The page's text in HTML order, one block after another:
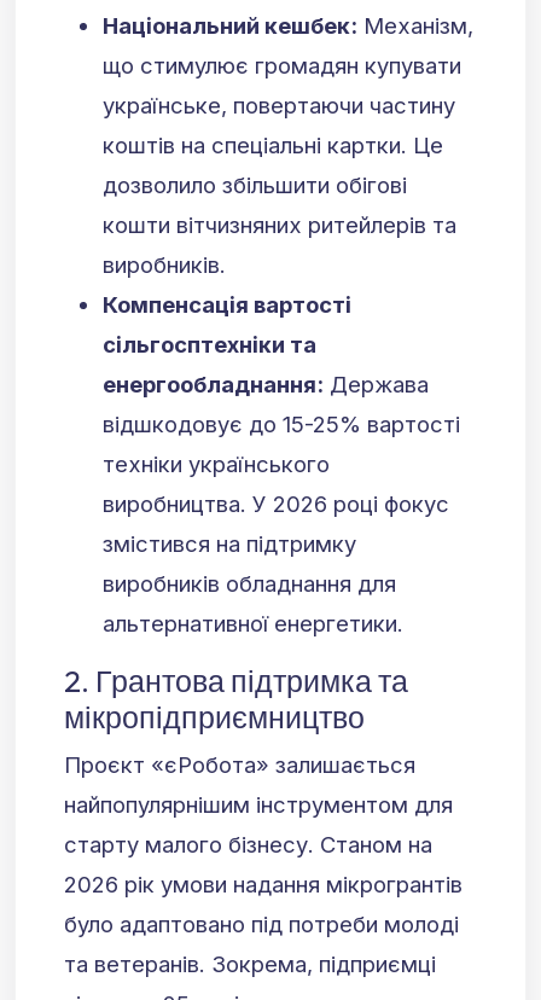
Національний кешбек: Механізм,
що стимулює громадян купувати
українське, повертаючи частину
коштів на спеціальні картки. Це
дозволило збільшити обігові
кошти вітчизняних ритейлерів та
виробників.
Компенсація вартості
сільгосптехніки та
енергообладнання: Держава
відшкодовує до 15-25% вартості
техніки українського
виробництва. У 2026 році фокус
змістився на підтримку
виробників обладнання для
альтернативної енергетики.
2. Грантова підтримка та
мікропідприємництво
Проєкт «єРобота» залишається
найпопулярнішим інструментом для
старту малого бізнесу. Станом на
2026 рік умови надання мікрогрантів
було адаптовано під потреби молоді
та ветеранів. Зокрема, підприємці